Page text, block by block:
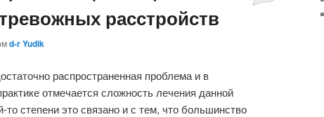
расстройств
d-r Yudik
распространенная проблема и в
отмечается сложность лечения данной
то степени это связано и с тем, что большинство